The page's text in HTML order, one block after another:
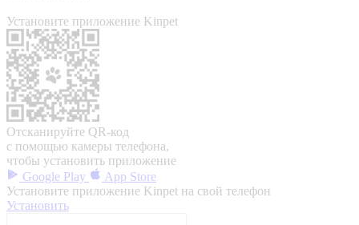
Установите приложение Kinpet
Отсканируйте QR-код
с помощью камеры телефона,
чтобы установить приложение
Google Play
App Store
Установите приложение Kinpet на свой телефон
Установить